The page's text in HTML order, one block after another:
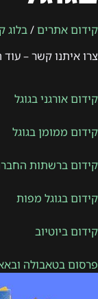
קידום אתרים/בלוג
צרו איתנו קשר –
קידום אורגני בגוגל
קידום ממומן בגוגל
קידום ברשתות
קידום בגוגל מפות
קידום ביוטיוב
פרסום בטאבולה